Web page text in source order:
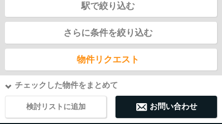
駅で絞り込む
さらに条件を絞り込む
物件リクエスト
チェックした物件をまとめて
検討リストに追加 お問い合わせ